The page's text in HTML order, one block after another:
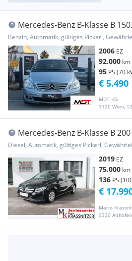
Mercedes-Benz B-Klasse B 150
Aut.|ZWEITBESITZ|PICKERL NEU
Benzin, Automatik, gültiges Pickerl,
2006 EZ
92.000 km
95 PS (70
MDT KG
1120 Wien,
€ 5.490
Mercedes-Benz B-Klasse B
Diesel, Automatik, gültiges Pickerl,
2019 EZ
75.000 km
136 PS
Mario
9330 Althofen
€